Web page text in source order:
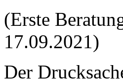
(Erste
17.09.2021)
Der